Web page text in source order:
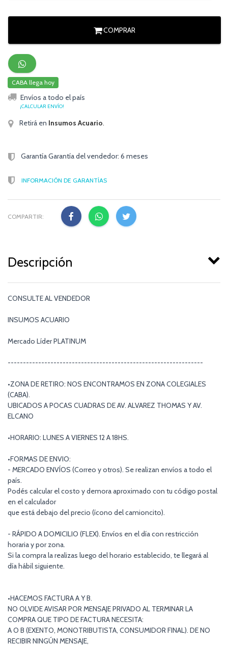
COMPRAR
CABA llega hoy
Envíos a todo el país
¡CALCULAR ENVÍO!
Retirá en Insumos Acuario.
Garantía Garantía del vendedor: 6 meses
INFORMACIÓN DE GARANTÍAS
COMPARTIR:
Descripción
CONSULTE AL VENDEDOR
INSUMOS ACUARIO
Mercado Líder PLATINUM
----------------------------------------------------------------
•ZONA DE RETIRO: NOS ENCONTRAMOS EN ZONA COLEGIALES
(CABA).
UBICADOS A POCAS CUADRAS DE AV. ALVAREZ THOMAS Y AV.
ELCANO
•HORARIO: LUNES A VIERNES 12 A 18HS.
•FORMAS DE ENVIO:
- MERCADO ENVÍOS (Correo y otros). Se realizan envíos a todo el
país.
Podés calcular el costo y demora aproximado con tu código postal
en el calculador
que está debajo del precio (ícono del camioncito).
- RÁPIDO A DOMICILIO (FLEX). Envíos en el día con restricción
horaria y por zona.
Si la compra la realizas luego del horario establecido, te llegará al
día hábil siguiente.
•HACEMOS FACTURA A Y B.
NO OLVIDE AVISAR POR MENSAJE PRIVADO AL TERMINAR LA
COMPRA QUE TIPO DE FACTURA NECESITA:
A O B (EXENTO, MONOTRIBUTISTA, CONSUMIDOR FINAL). DE NO
RECIBIR NINGÚN MENSAJE,